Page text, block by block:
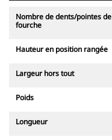
Nombre de dents/pointes de
fourche
Hauteur en position rangée
Largeur hors tout
Poids
Longueur